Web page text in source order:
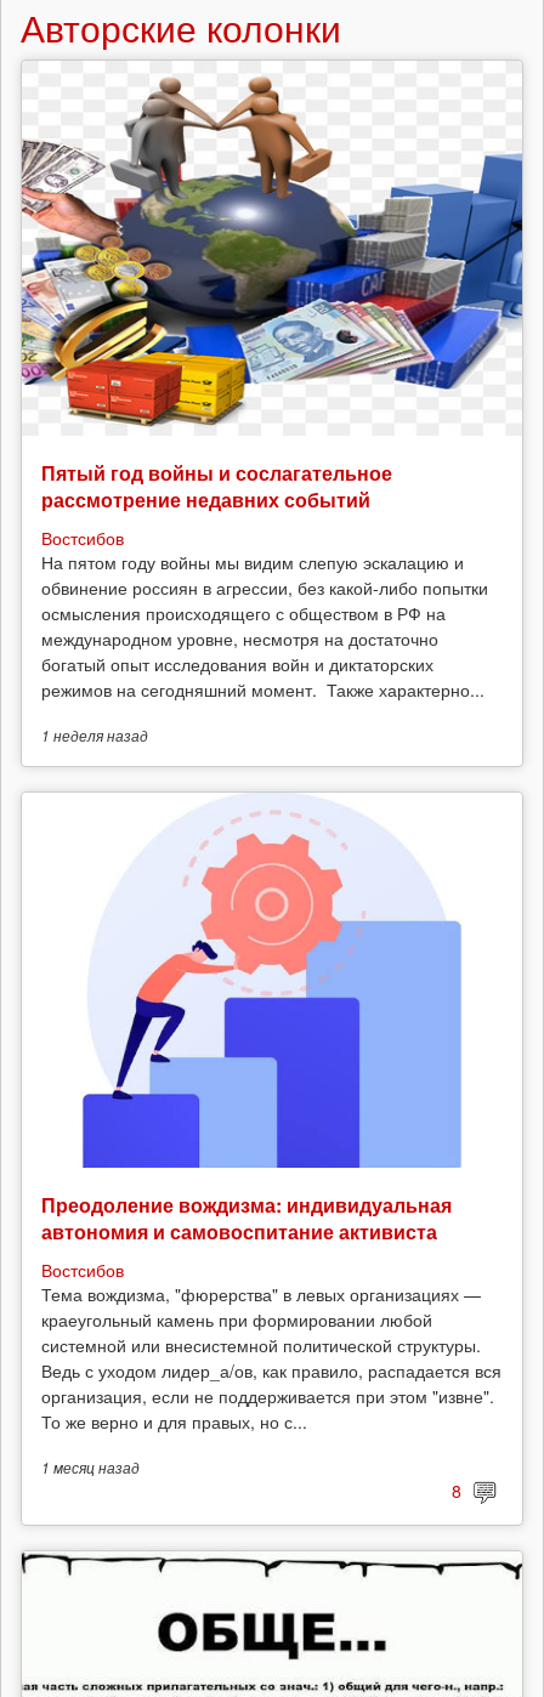
Авторские колонки
Пятый год войны и сослагательное
рассмотрение недавних событий
Востсибов
На пятом году войны мы видим слепую эскалацию и
обвинение россиян в агрессии, без какой-либо попытки
осмысления происходящего с обществом в РФ на
международном уровне, несмотря на достаточно
богатый опыт исследования войн и диктаторских
режимов на сегодняшний момент. Также характерно...
1 неделяназад
Преодоление вождизма: индивидуальная
автономия и самовоспитание активиста
Востсибов
Тема вождизма, "фюрерства" в левых организациях —
краеугольный камень при формировании любой
системной или внесистемной политической структуры.
Ведь с уходом лидер_а/ов, как правило, распадается вся
организация, если не поддерживается при этом "извне".
То же верно и для правых, но с...
1 месяцназад
8